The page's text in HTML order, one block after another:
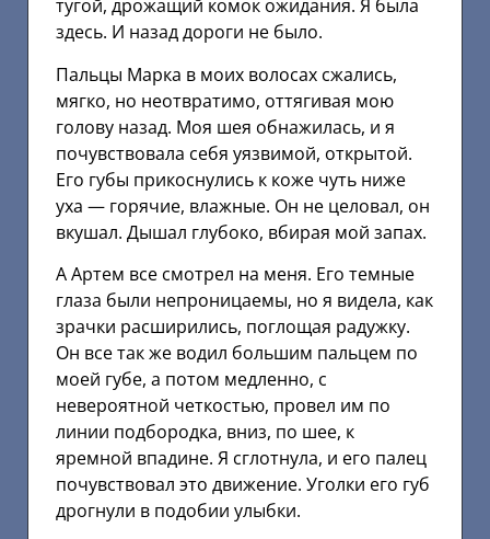
тугой, дрожащий комок ожидания. Я была
здесь. И назад дороги не было.
Пальцы Марка в моих волосах сжались,
мягко, но неотвратимо, оттягивая мою
голову назад. Моя шея обнажилась, и я
почувствовала себя уязвимой, открытой.
Его губы прикоснулись к коже чуть ниже
уха — горячие, влажные. Он не целовал, он
вкушал. Дышал глубоко, вбирая мой запах.
А Артем все смотрел на меня. Его темные
глаза были непроницаемы, но я видела, как
зрачки расширились, поглощая радужку.
Он все так же водил большим пальцем по
моей губе, а потом медленно, с
невероятной четкостью, провел им по
линии подбородка, вниз, по шее, к
яремной впадине. Я сглотнула, и его палец
почувствовал это движение. Уголки его губ
дрогнули в подобии улыбки.